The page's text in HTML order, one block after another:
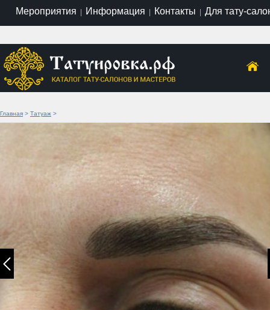
Мероприятия | Информация | Контакты | Для тату-
Главная > Татуаж >